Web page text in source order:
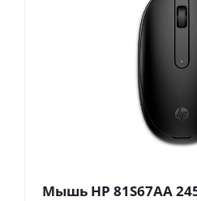
Мышь HP 81S67AA